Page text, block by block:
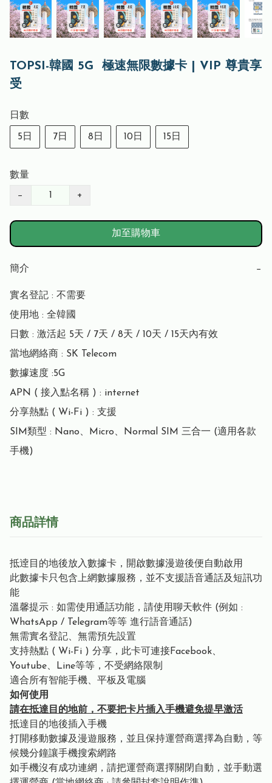
TOPSI-韓國 5G 極速無限數據卡 | VIP 尊貴享
受
日數
5日 7日 8日 10日 15日
數量
− +
加至購物車
簡介 −
實名登記 : 不需要
使用地 : 全韓國
日數 : 激活起 5天 / 7天 / 8天 / 10天 / 15天內有效
當地網絡商 : SK Telecom
數據速度 :5G
APN ( 接入點名稱 ) : internet
分享熱點 ( Wi-Fi ) : 支援
SIM類型 : Nano、Micro、Normal SIM 三合一 (適用各款
手機)
商品詳情
抵逹目的地後放入數據卡，開啟數據漫遊後便自動啟用
此數據卡只包含上網數據服務，並不支援語音通話及短訊功
能
溫馨提示 : 如需使用通話功能，請使用聊天軟件 (例如 :
WhatsApp / Telegram等等 進行語音通話)
無需實名登記、無需預先設置
支持熱點 ( Wi-Fi ) 分享，此卡可連接Facebook、
Youtube、Line等等，不受網絡限制
適合所有智能手機、平板及電腦
如何使用
請在抵達目的地前，不要把卡片插入手機避免提早激活
抵達目的地後插入手機
打開移動數據及漫遊服務，並且保持運營商選擇為自動，等
候幾分鐘讓手機搜索網路
如手機沒有成功連網，請把運營商選擇關閉自動，並手動選